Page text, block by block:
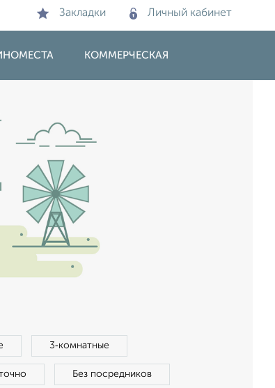
Закладки Личный кабинет
КОММЕРЧЕСКАЯ
3‑комнатные
Без посредников